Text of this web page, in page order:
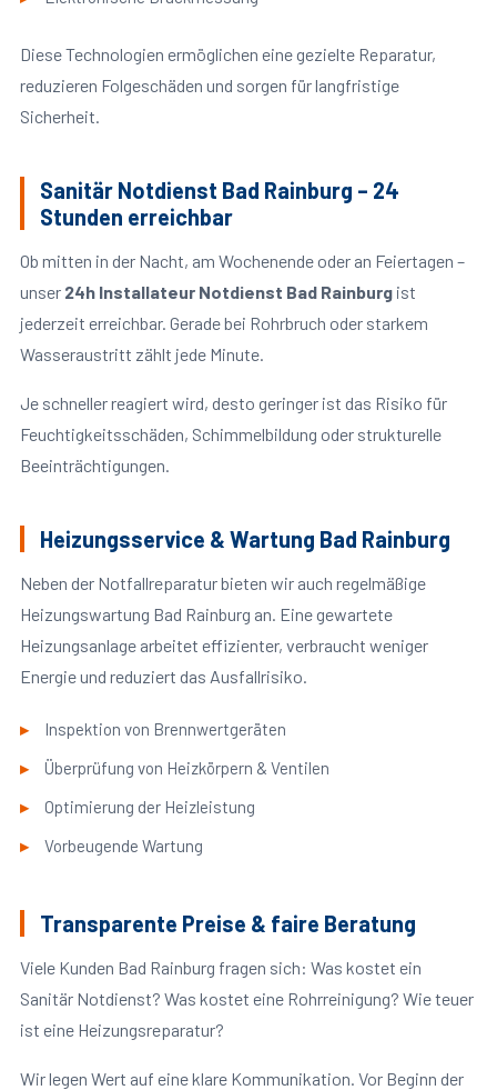
Diese Technologien ermöglichen eine gezielte Reparatur,
reduzieren Folgeschäden und sorgen für langfristige
Sicherheit.
Sanitär Notdienst Bad Rainburg – 24
Stunden erreichbar
Ob mitten in der Nacht, am Wochenende oder an Feiertagen –
unser 24h Installateur Notdienst Bad Rainburgist
jederzeit erreichbar. Gerade bei Rohrbruch oder starkem
Wasseraustritt zählt jede Minute.
Je schneller reagiert wird, desto geringer ist das Risiko für
Feuchtigkeitsschäden, Schimmelbildung oder strukturelle
Beeinträchtigungen.
Heizungsservice & Wartung Bad Rainburg
Neben der Notfallreparatur bieten wir auch regelmäßige
Heizungswartung Bad Rainburg an. Eine gewartete
Heizungsanlage arbeitet effizienter, verbraucht weniger
Energie und reduziert das Ausfallrisiko.
Inspektion von Brennwertgeräten
Überprüfung von Heizkörpern & Ventilen
Optimierung der Heizleistung
Vorbeugende Wartung
Transparente Preise & faire Beratung
Viele Kunden Bad Rainburg fragen sich: Was kostet ein
Sanitär Notdienst? Was kostet eine Rohrreinigung? Wie teuer
ist eine Heizungsreparatur?
Wir legen Wert auf eine klare Kommunikation. Vor Beginn der